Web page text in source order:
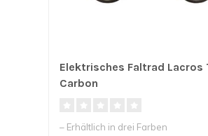
Elektrisches Faltrad Lacros
Carbon
– Erhältlich in drei Farben